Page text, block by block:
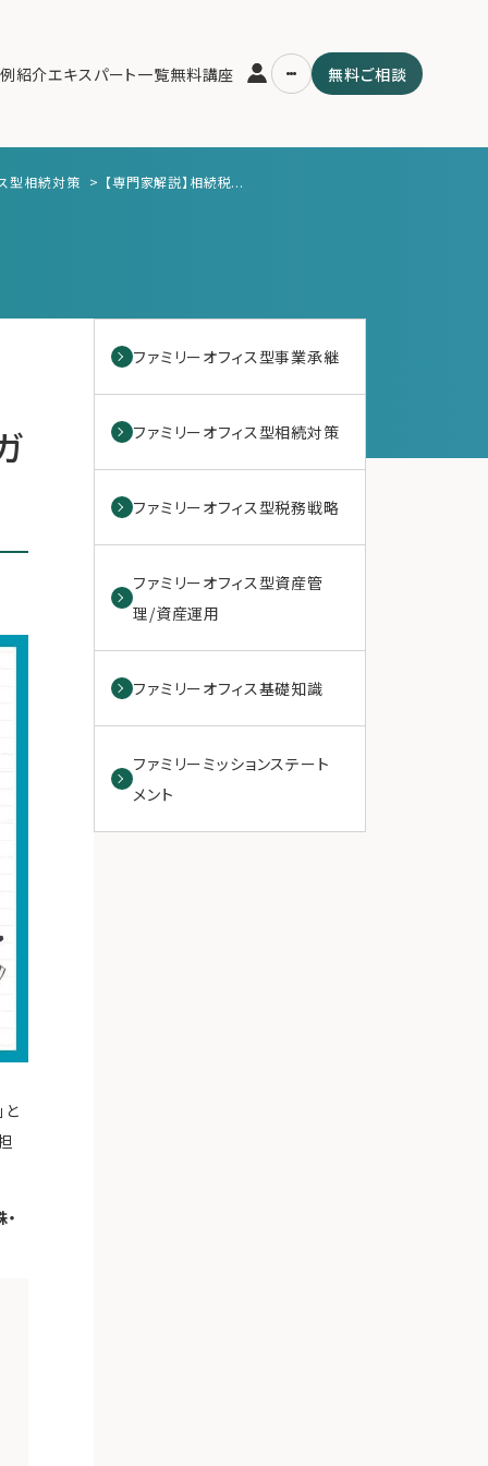
紹介エキスパート一覧無料講座 無料ご相談
型相続対策 > 【専門家解説】相続税...
ファミリーオフィス型事業承継
ファミリーオフィス型相続対策
ファミリーオフィス型税務戦略
ファミリーオフィス型資産管
理/資産運用
ファミリーオフィス基礎知識
ファミリーミッションステート
メント